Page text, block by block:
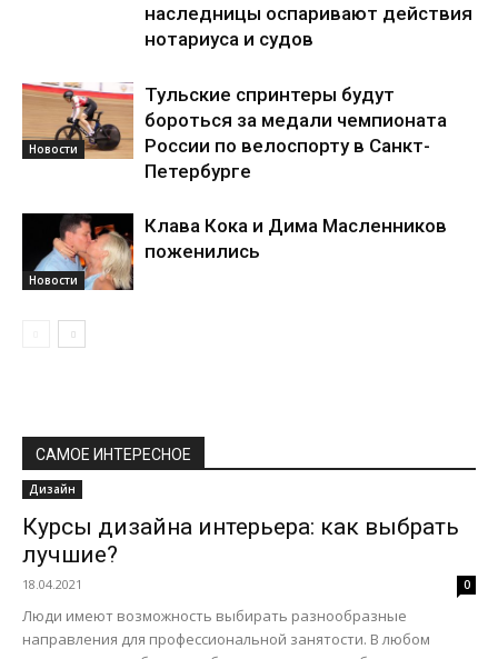
наследницы оспаривают действия
нотариуса и судов
Новости
Тульские спринтеры будут
бороться за медали чемпионата
России по велоспорту в Санкт-
Петербурге
Новости
Клава Кока и Дима Масленников
поженились
САМОЕ ИНТЕРЕСНОЕ
Дизайн
Курсы дизайна интерьера: как выбрать
лучшие?
18.04.2021 0
Люди имеют возможность выбирать разнообразные
направления для профессиональной занятости. В любом